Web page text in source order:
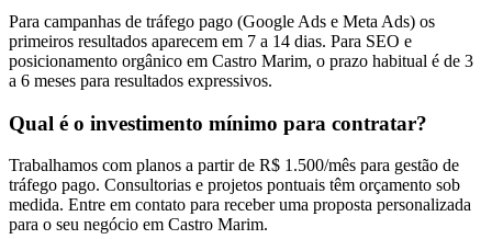
Para campanhas de tráfego pago (Google Ads e Meta Ads) os
primeiros resultados aparecem em 7 a 14 dias. Para SEO e
posicionamento orgânico em Castro Marim, o prazo habitual é de 3
a 6 meses para resultados expressivos.
Qual é o investimento mínimo para contratar?
Trabalhamos com planos a partir de R$ 1.500/mês para gestão de
tráfego pago. Consultorias e projetos pontuais têm orçamento sob
medida. Entre em contato para receber uma proposta personalizada
para o seu negócio em Castro Marim.